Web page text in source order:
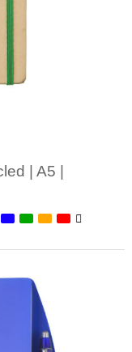
| A5 |